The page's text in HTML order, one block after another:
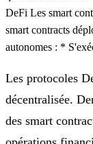
DeFi Les smart
smart contracts
autonomes : *
Les protocoles
décentralisée.
des smart